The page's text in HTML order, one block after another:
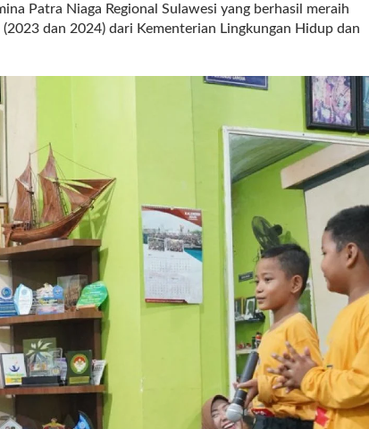
Patra Niaga Regional Sulawesi yang berhasil meraih
dan 2024) dari Kementerian Lingkungan Hidup dan